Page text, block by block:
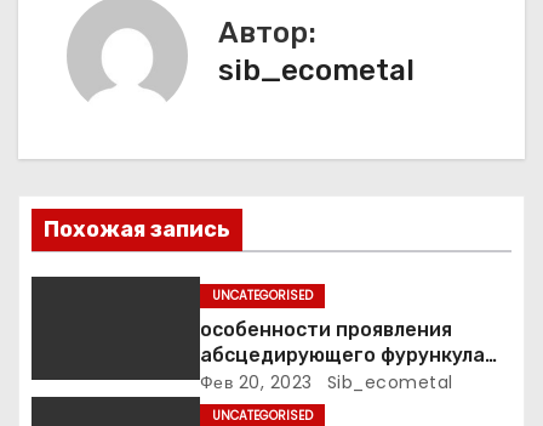
п
о
а
Автор:
sib_ecometal
Похожая запись
UNCATEGORISED
особенности проявления
абсцедирующего фурункула
код по МКБ-10
Фев 20, 2023 Sib_ecometal
UNCATEGORISED